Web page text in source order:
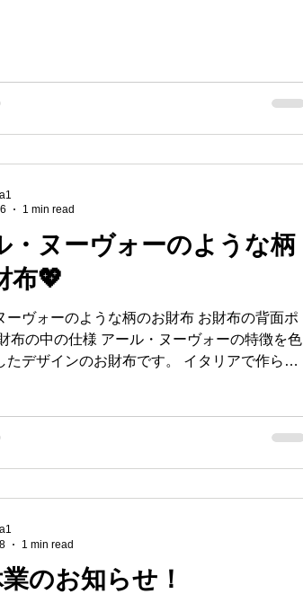
・ヌーヴォーのような柄
布💖
ーヴォーのような柄のお財布 お財布の背面ポ
布の中の仕様 アール・ヌーヴォーの特徴を色
たデザインのお財布です。 イタリアで作られ
レッチャ #地球商事🌏
1 min read
のお知らせ！
1 min read